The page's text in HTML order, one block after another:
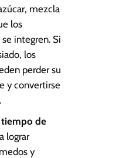
mezcla
los
integren. Si
los
perder su
y convertirse
de
lograr
y